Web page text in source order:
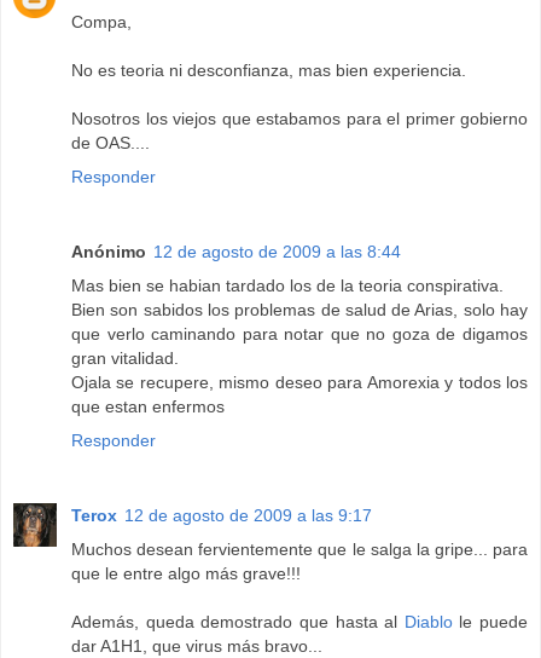
Compa,
No es teoria ni desconfianza, mas bien experiencia.
Nosotros los viejos que estabamos para el primer gobierno
de OAS....
Responder
Anónimo 12 de agosto de 2009 a las 8:44
Mas bien se habian tardado los de la teoria conspirativa.
Bien son sabidos los problemas de salud de Arias, solo hay
que verlo caminando para notar que no goza de digamos
gran vitalidad.
Ojala se recupere, mismo deseo para Amorexia y todos los
que estan enfermos
Responder
Terox 12 de agosto de 2009 a las 9:17
Muchos desean fervientemente que le salga la gripe... para
que le entre algo más grave!!!
Además, queda demostrado que hasta al Diablole puede
dar A1H1, que virus más bravo...